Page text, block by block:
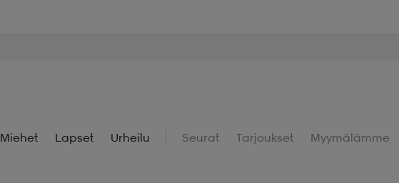
Miehet Lapset Urheilu Seurat Tarjoukset Myymälämme